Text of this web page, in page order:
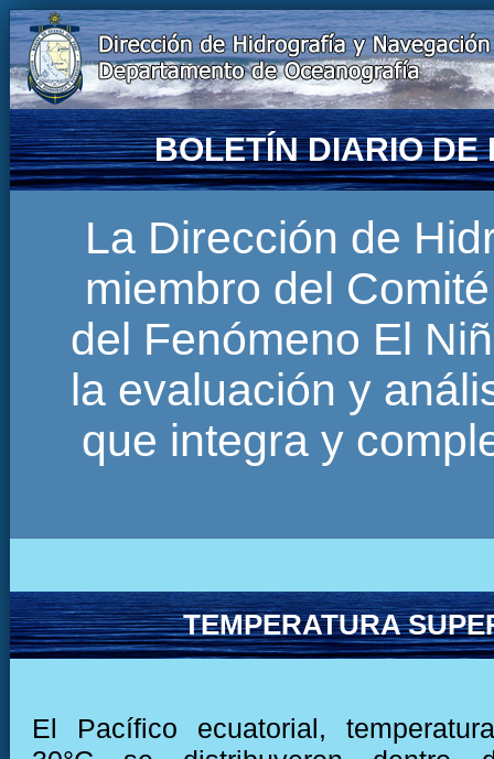
BOLETÍN DIARIO DE
La Dirección de
miembro del
del Fenómeno El
la evaluación y
que integra y
TEMPERATURA
El Pacífico ecuatorial,